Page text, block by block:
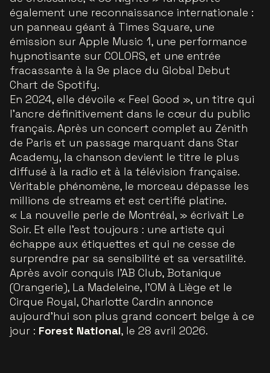
également une reconnaissance internationale :
un panneau géant à Times Square, une
émission sur Apple Music 1, une performance
hypnotisante sur COLORS, et une entrée
fracassante à la 9e place du Global Debut
Chart de Spotify.
En 2024, elle dévoile « Feel Good », un titre qui
l’ancre définitivement dans le cœur du public
français. Après un concert complet au Zénith
de Paris et un passage marquant dans Star
Academy, la chanson devient le titre le plus
diffusé à la radio et à la télévision française.
Véritable phénomène, le morceau dépasse les
millions de streams et est certifié platine.
« La nouvelle perle de Montréal, » écrivait Le
Soir. Et elle l’est toujours : une artiste qui
échappe aux étiquettes et qui ne cesse de
surprendre par sa sensibilité et sa versatilité.
Après avoir conquis l’AB Club, Botanique
(Orangerie), La Madeleine, l’OM à Liège et le
Cirque Royal, Charlotte Cardin annonce
aujourd’hui son plus grand concert belge à ce
jour : Forest National, le 28 avril 2026.